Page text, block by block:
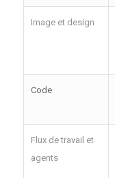
Image et design
Code
Flux de travail et
agents